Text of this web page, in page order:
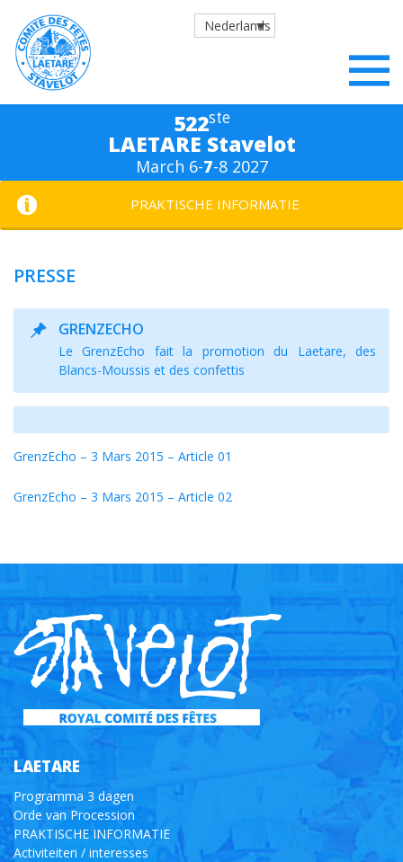
Nederlands
522ste
LAETARE Stavelot
March 6-7-8 2027
PRAKTISCHE INFORMATIE
PRESSE
GRENZECHO
Le GrenzEcho fait la promotion du Laetare, des
Blancs-Moussis et des confettis
GrenzEcho – 3 Mars 2015 – Article 01
GrenzEcho – 3 Mars 2015 – Article 02
LAETARE
Programma 3 dagen
Orde van Procession
PRAKTISCHE INFORMATIE
Activiteiten / interesses